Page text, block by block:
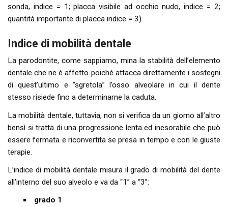
sonda, indice = 1; placca visibile ad occhio nudo, indice = 2;
quantità importante di placca indice = 3)
Indice di mobilità dentale
La parodontite, come sappiamo, mina la stabilità dell’elemento
dentale che ne è affetto poiché attacca direttamente i sostegni
di quest’ultimo e “sgretola” l’osso alveolare in cui il dente
stesso risiede fino a determinarne la caduta.
La mobilità dentale, tuttavia, non si verifica da un giorno all’altro
bensì si tratta di una progressione lenta ed inesorabile che può
essere fermata e riconvertita se presa in tempo e con le giuste
terapie.
L’indice di mobilità dentale misura il grado di mobilità del dente
all’interno del suo alveolo e va da “1” a “3”:
grado 1